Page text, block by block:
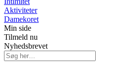
Aktiviteter
Damekoret
Min side
Tilmeld nu
Nyhedsbrevet